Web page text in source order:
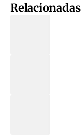
Relacionadas